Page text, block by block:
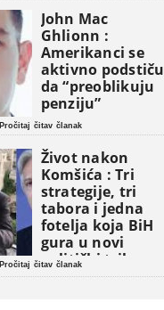
John Mac
Ghlionn :
Amerikanci se
aktivno podstiču
da “preoblikuju
penziju”
Pročitaj čitav članak
Život nakon
Komšića : Tri
strategije, tri
tabora i jedna
fotelja koja BiH
gura u novi
politički triler
Pročitaj čitav članak